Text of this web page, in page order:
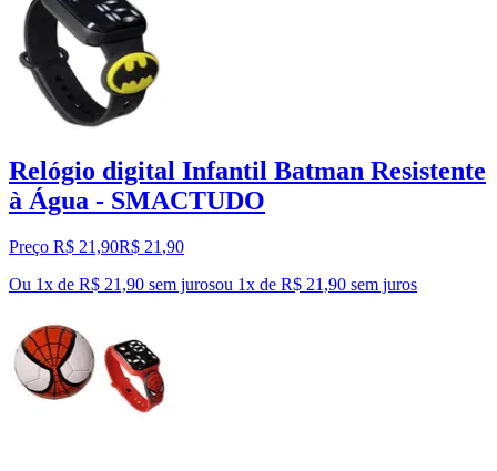
Relógio digital Infantil Batman Resistente
à Água - SMACTUDO
Preço R$ 21,90R$ 21,90
Ou 1x de R$ 21,90 sem jurosou 1x de R$ 21,90 sem juros